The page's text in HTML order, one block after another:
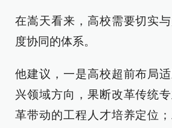
在嵩天看来，高校需要切实
度协同的体系。
他建议，一是高校超前布局
兴领域方向，果断改革传统
革带动的工程人才培养定位